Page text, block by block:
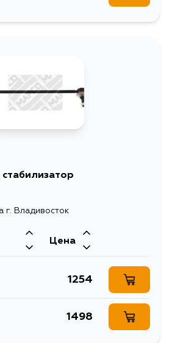
стабилизатор
г. Владивосток
Цена
1254
1498